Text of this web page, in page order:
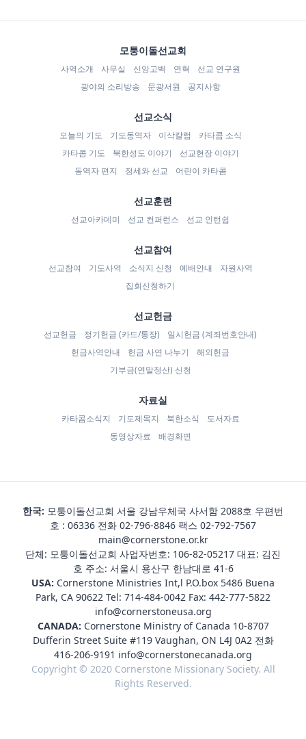
모퉁이돌선교회
사역소개 사무실 신앙고백 연혁
선교 연구원
광야의 소리방송
문광서원 공지사항
선교소식
오늘의 기도 기도동역자 이삭칼럼
카타콤 소식
카타콤 기도
북한성도 이야기
선교현장 이야기
동역자 편지
정세와 선교 어린이 카타콤
선교훈련
선교아카데미 선교 컨퍼런스 선교 인턴쉽
선교참여
선교참여 기도사역 소식지 신청 예배안내
자원사역
집회신청하기
선교헌금
선교헌금 정기헌금 (카드/통장)
일시헌금 (계좌번호안내)
헌금사역안내
헌금 사연 나누기
해외헌금
기부금(연말정산) 신청
자료실
카타콤소식지 기도제목지 북한소식
도서자료
동영상자료
배경화면
한국: 모퉁이돌선교회 서울 강남우체국 사서함 2088호 우편번
호 : 06336 전화 02-796-8846 팩스 02-792-7567
main@cornerstone.or.kr
단체: 모퉁이돌선교회 사업자번호: 106-82-05217 대표: 김진
호 주소: 서울시 용산구 한남대로 41-6
USA: Cornerstone Ministries Int,l P.O.box 5486 Buena
Park, CA 90622 Tel: 714-484-0042 Fax: 442-777-5822
info@cornerstoneusa.org
CANADA: Cornerstone Ministry of Canada 10-8707
Dufferin Street Suite #119 Vaughan, ON L4J 0A2 전화
416-206-9191 info@cornerstonecanada.org
Copyright © 2020 Cornerstone Missionary Society. All
Rights Reserved.